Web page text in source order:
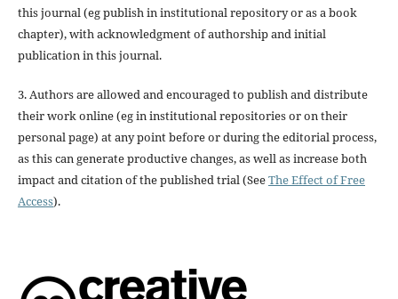
this journal (eg publish in institutional repository or as a book
chapter), with acknowledgment of authorship and initial
publication in this journal.
3. Authors are allowed and encouraged to publish and distribute
their work online (eg in institutional repositories or on their
personal page) at any point before or during the editorial process,
as this can generate productive changes, as well as increase both
impact and citation of the published trial (SeeThe Effect of Free
Access).